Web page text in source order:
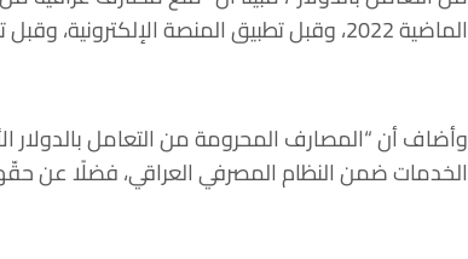
الماضية 2022، وقبل تطبيق المنصة الإلكترونية، وقبل تشكيل الحكومة الحالية أيضًا”.
وأضاف أن “المصارف المحرومة من التعامل بالدولار
الخدمات ضمن النظام المصرفي العراقي، فضلًا عن